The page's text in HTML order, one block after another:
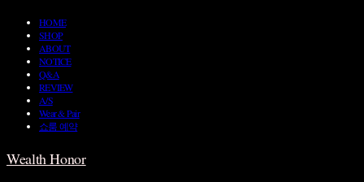
HOME
SHOP
ABOUT
NOTICE
Q&A
REVIEW
A/S
Wear & Pair
쇼룸 예약
Wealth Honor